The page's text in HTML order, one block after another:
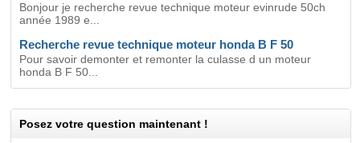
Bonjour je recherche revue technique moteur evinrude 50ch
année 1989 e...
Recherche revue technique moteur honda B F 50
Pour savoir demonter et remonter la culasse d un moteur
honda B F 50...
Posez votre question maintenant !